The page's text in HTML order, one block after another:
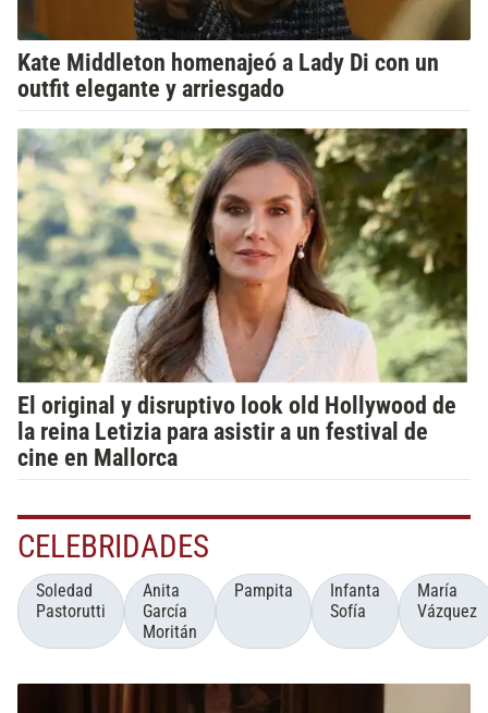
Kate Middleton homenajeó a Lady Di con un
outfit elegante y arriesgado
El original y disruptivo look old Hollywood de
la reina Letizia para asistir a un festival de
cine en Mallorca
CELEBRIDADES
Soledad
Pastorutti
Anita
García
Moritán
Pampita
Infanta
Sofía
María
Vázquez